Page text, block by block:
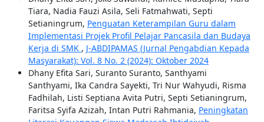
Tiara, Nadia Fauzi Asila, Seli Fatmahwati, Septi
Setianingrum, Penguatan Keterampilan Guru dalam
Implementasi Projek Profil Pelajar Pancasila dan Budaya
Kerja di SMK , J-ABDIPAMAS (Jurnal Pengabdian Kepada
Masyarakat): Vol. 8 No. 2 (2024): Oktober 2024
Dhany Efita Sari, Suranto Suranto, Santhyami
Santhyami, Ika Candra Sayekti, Tri Nur Wahyudi, Risma
Fadhilah, Listi Septiana Avita Putri, Septi Setianingrum,
Faritsa Syifa Azizah, Intan Putri Rahmania, Peningkatan